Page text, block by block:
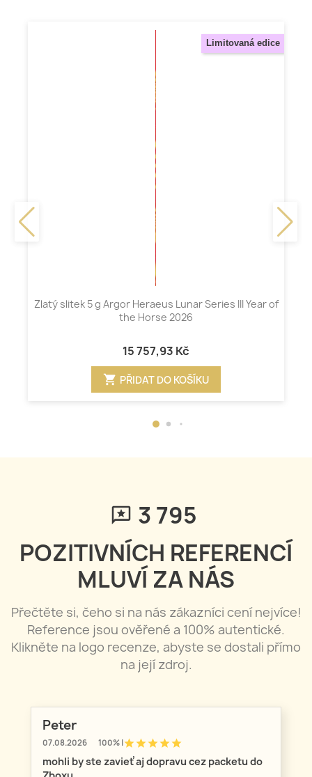
Limitovaná edice
Zlatý slitek 5 g Argor Heraeus Lunar Series III Year of
the Horse 2026
15 757,93 Kč
shopping_cart PŘIDAT DO KOŠÍKU
3 795
POZITIVNÍCH REFERENCÍ
MLUVÍ ZA NÁS
Přečtěte si, čeho si na nás zákazníci cení nejvíce!
Reference jsou ověřené a 100% autentické.
Klikněte na logo recenze, abyste se dostali přímo
na její zdroj.
Peter
07.08.2026 100% |starstarstarstarstar
mohli by ste zavieť aj dopravu cez packetu do